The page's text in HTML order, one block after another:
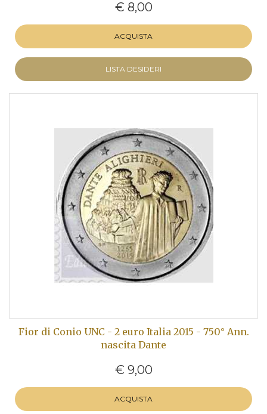
€ 8,00
ACQUISTA
LISTA DESIDERI
Fior di Conio UNC - 2 euro Italia 2015 - 750° Ann.
nascita Dante
€ 9,00
ACQUISTA